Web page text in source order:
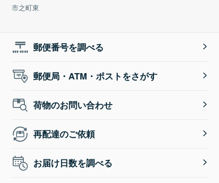
市之町東
郵便番号を調べる
郵便局・ATM・ポストをさがす
荷物のお問い合わせ
再配達のご依頼
お届け日数を調べる